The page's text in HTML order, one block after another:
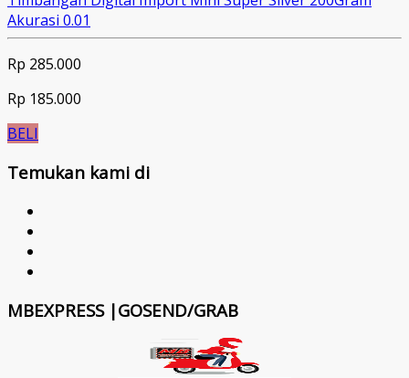
Akurasi 0.01
Rp 285.000
Rp 185.000
BELI
Temukan kami di
MBEXPRESS |GOSEND/GRAB